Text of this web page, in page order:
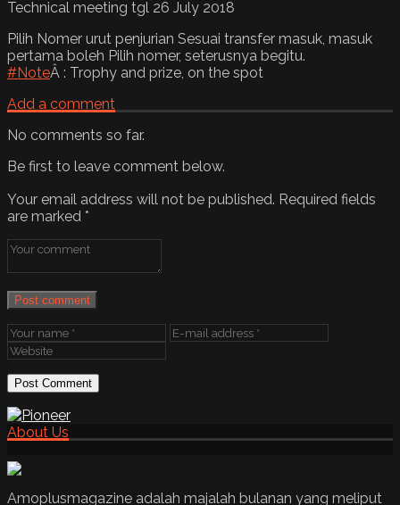
Technical meeting tgl 26 July 2018
Pilih Nomer urut penjurian Sesuai transfer masuk, masuk
pertama boleh Pilih nomer, seterusnya begitu.
#NoteÂ : Trophy and prize, on the spot
Add a comment
No comments so far.
Be first to leave comment below.
Your email address will not be published. Required fields
are marked *
Post comment
About Us
Amoplusmagazine adalah majalah bulanan yang meliput